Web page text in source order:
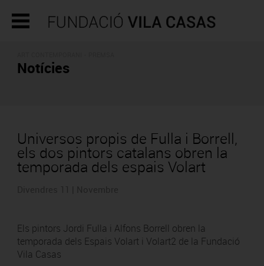
Notícies
Universos propis de Fulla i Borrell,
els dos pintors catalans obren la
temporada dels espais Volart
Els pintors Jordi Fulla i Alfons Borrell obren la
temporada dels Espais Volart i Volart2 de la Fundació
Vila Casas